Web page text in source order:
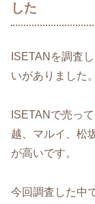
した
ISETANを調査
いがありました。
ISETANで売っ
越、マルイ、松
が高いです。
今回調査した中